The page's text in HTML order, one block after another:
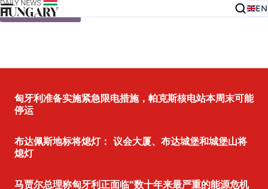
Skip to content EN
匈牙利准备实施紧急限电措施，帕克斯核电站本周末可能
停运
布达佩斯地标将熄灯： 议会大厦、布达城堡和城堡山将
熄灯
马贾尔总理称匈牙利正面临“数十年来最严重的能源危机